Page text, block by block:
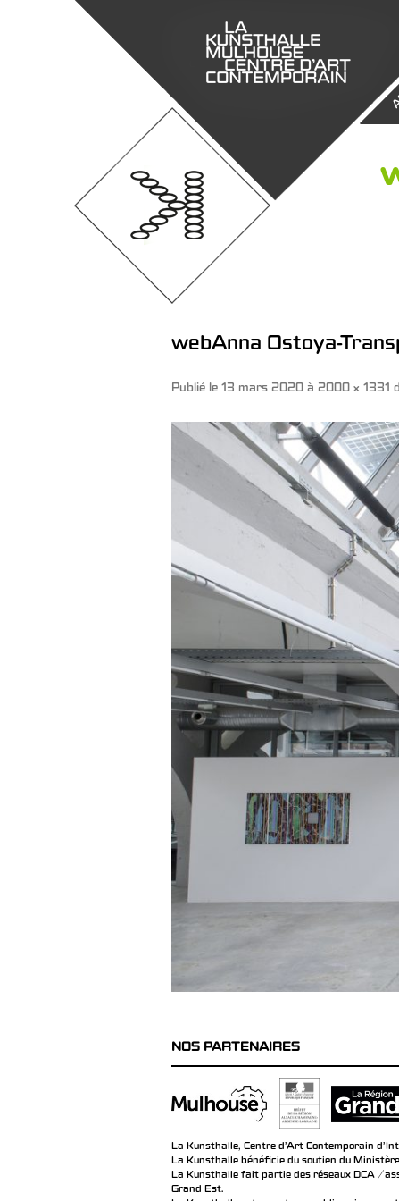
webAnna Ostoya-
Publié le 13 mars 2020 à 2000 × 1331
NOS PARTENAIRES
La Kunsthalle, Centre d’Art Contemporain
La Kunsthalle bénéficie du soutien du
La Kunsthalle fait partie des réseaux DCA /
Grand Est.